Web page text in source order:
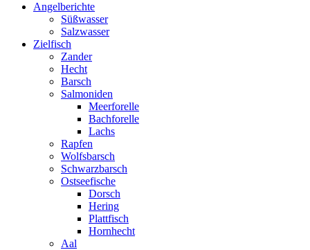
Angelberichte
Süßwasser
Salzwasser
Zielfisch
Zander
Hecht
Barsch
Salmoniden
Meerforelle
Bachforelle
Lachs
Rapfen
Wolfsbarsch
Schwarzbarsch
Ostseefische
Dorsch
Hering
Plattfisch
Hornhecht
Aal